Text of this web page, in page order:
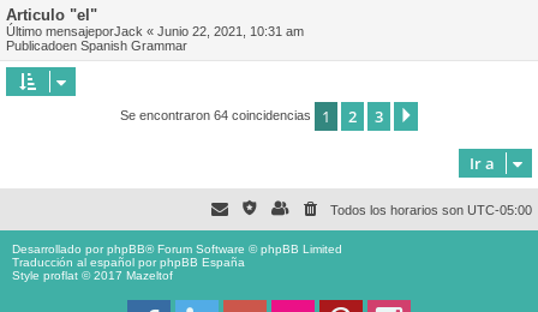
Articulo "el"
Último mensajeporJack « Junio 22, 2021, 10:31 am
Publicadoen Spanish Grammar
Se encontraron 64 coincidencias 1 2 3
Ir a
Todos los horarios son UTC-05:00
Desarrollado porphpBB® Forum Software © phpBB Limited
Traducción al español porphpBB España
Style proflat © 2017 Mazeltof